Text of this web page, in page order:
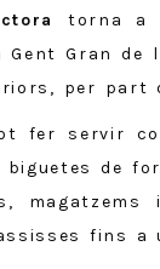
torna a
Gent Gran
per part
fer servir
de
fins a